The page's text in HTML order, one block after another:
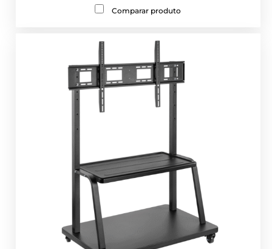
Comparar produto